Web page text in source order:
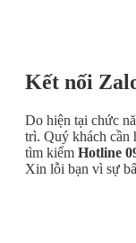
Kết nối
Do hiện tại chức
trì. Quý khách cần
tìm kiếm Hotline
Xin lỗi bạn vì sự